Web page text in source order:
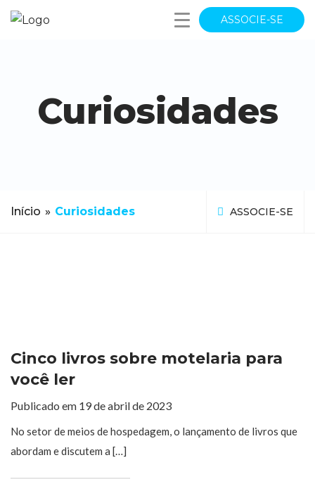
ASSOCIE-SE
Curiosidades
Início » Curiosidades ASSOCIE-SE
Cinco livros sobre motelaria para
você ler
Publicado em 19 de abril de 2023
No setor de meios de hospedagem, o lançamento de livros que
abordam e discutem a […]